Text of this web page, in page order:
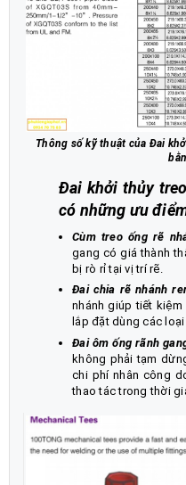
Thông số kỹ thuật của Đai
Đai khởi thủy
có những ưu
Cùm treo ống rẽ
gang có giá thành
bị rò rỉ tại vị trí rẽ.
Đai chia rẽ nhánh
nhánh giúp tiết
lắp đặt dùng các
Đai ôm ống rãnh
không phải tạm
chi phí nhân công
thao tác trong thời